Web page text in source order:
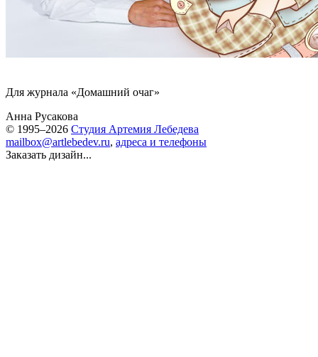
Для журнала «Домашний очаг»
Анна Русакова
© 1995–2026 Студия Артемия Лебедева
mailbox@artlebedev.ru, адреса и телефоны
Заказать дизайн...